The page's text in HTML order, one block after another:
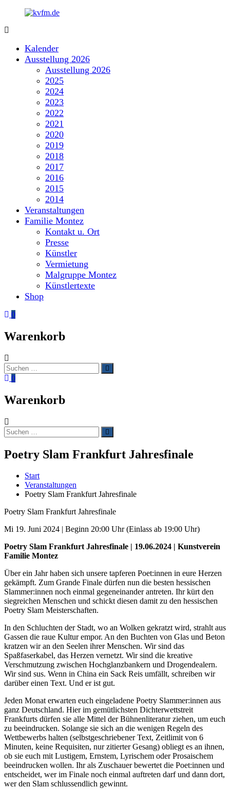
springen
Kalender
Ausstellung 2026
Ausstellung 2026
2025
2024
2023
2022
2021
2020
2019
2018
2017
2016
2015
2014
Veranstaltungen
Familie Montez
Kontakt u. Ort
Presse
Künstler
Vermietung
Malgruppe Montez
Künstlertexte
Shop
0
Warenkorb
Suchen
nach:
Suchen
0
Warenkorb
Suchen
nach:
Suchen
Poetry Slam Frankfurt Jahresfinale
Start
Veranstaltungen
Poetry Slam Frankfurt Jahresfinale
Poetry Slam Frankfurt Jahresfinale
Mi 19. Juni 2024 | Beginn 20:00 Uhr (Einlass ab 19:00 Uhr)
Poetry Slam Frankfurt Jahresfinale | 19.06.2024 | Kunstverein
Familie Montez
Über ein Jahr haben sich unsere tapferen Poet:innen in eure Herzen
gekämpft. Zum Grande Finale dürfen nun die besten hessischen
Slammer:innen noch einmal gegeneinander antreten. Ihr kürt den
siegreichen Menschen und schickt diesen damit zu den hessischen
Poetry Slam Meisterschaften.
In den Schluchten der Stadt, wo an Wolken gekratzt wird, strahlt aus
Gassen die raue Kultur empor. An den Buchten von Glas und Beton
kratzen wir an den Seelen ihrer Menschen. Wir sind das
Spaßfaserkabel, das Herzen vernetzt. Wir sind die kreative
Verschmutzung zwischen Hochglanzbankern und Drogendealern.
Wir sind sus. Wenn in China ein Sack Reis umfällt, schreiben wir
darüber einen Text. Und er ist gut.
Jeden Monat erwarten euch eingeladene Poetry Slammer:innen aus
ganz Deutschland. Hier im gemütlichsten Dichterwettstreit
Frankfurts dürfen sie alle Mittel der Bühnenliteratur ziehen, um euch
zu beeindrucken. Solange sie sich an die wenigen Regeln des
Wettbewerbs halten (selbstgeschriebener Text, Zeitlimit von 6
Minuten, keine Requisiten, nur zitierter Gesang) obliegt es an ihnen,
ob sie euch mit Lustigem, Ernstem, Lyrischem oder Prosaischem
beeindrucken wollen. Ihr als Zuschauer bewertet die Poet:innen und
entscheidet, wer im Finale noch einmal auftreten darf und dann dort,
wer den Slam schlussendlich gewinnt.